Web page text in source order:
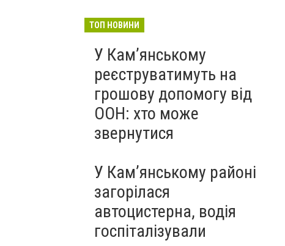
ТОП НОВИНИ
У Кам’янському
реєструватимуть на
грошову допомогу від
ООН: хто може
звернутися
У Кам’янському районі
загорілася
автоцистерна, водія
госпіталізували